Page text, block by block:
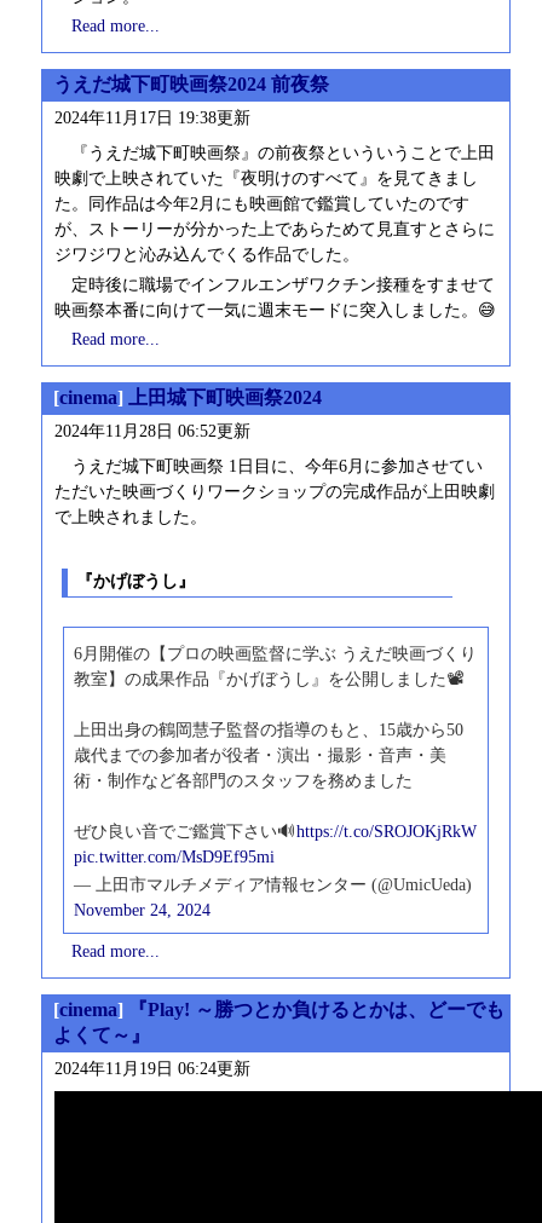
Read more...
うえだ城下町映画祭2024 前夜祭
2024年11月17日 19:38更新
『うえだ城下町映画祭』の前夜祭といういうことで上田
映劇で上映されていた『夜明けのすべて』を見てきまし
た。同作品は今年2月にも映画館で鑑賞していたのです
が、ストーリーが分かった上であらためて見直すとさらに
ジワジワと沁み込んでくる作品でした。
定時後に職場でインフルエンザワクチン接種をすませて
映画祭本番に向けて一気に週末モードに突入しました。😅
Read more...
[cinema] 上田城下町映画祭2024
2024年11月28日 06:52更新
うえだ城下町映画祭 1日目に、今年6月に参加させてい
ただいた映画づくりワークショップの完成作品が上田映劇
で上映されました。
『かげぼうし』
6月開催の【プロの映画監督に学ぶ うえだ映画づくり
教室】の成果作品『かげぼうし』を公開しました📽️
上田出身の鶴岡慧子監督の指導のもと、15歳から50
歳代までの参加者が役者・演出・撮影・音声・美
術・制作など各部門のスタッフを務めました
ぜひ良い音でご鑑賞下さい🔊https://t.co/SROJOKjRkW
pic.twitter.com/MsD9Ef95mi
— 上田市マルチメディア情報センター (@UmicUeda)
November 24, 2024
Read more...
[cinema]
『Play! ～勝つとか負けるとかは、どーでも
よくて～』
2024年11月19日 06:24更新